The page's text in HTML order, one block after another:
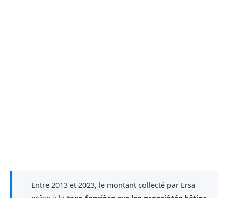
Entre 2013 et 2023, le montant collecté par Ersa